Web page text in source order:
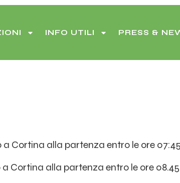
INFO UTILI PRESS &
Cortina alla partenza entro le ore
alla partenza entro le ore